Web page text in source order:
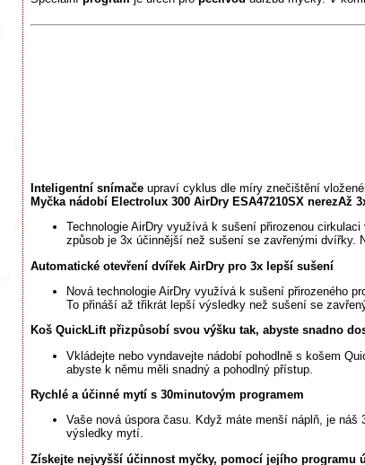
Inteligentní snímače upraví cyklus dle míry znečištění
Myčka nádobí Electrolux 300 AirDry ESA47210SX nerezAž
Technologie AirDry využívá k sušení přirozenou
způsob je 3x účinnější než sušení se zavřenými dvířky.
Automatické otevření dvířek AirDry pro 3x lepší sušení
Nová technologie AirDry využívá k sušení přirozeného
To přináší až třikrát lepší výsledky než sušení se
Koš QuickLift přizpůsobí svou výšku tak, abyste snadno
Vkládejte nebo vyndavejte nádobí pohodlně s košem
abyste k němu měli snadný a pohodlný přístup.
Rychlé a účinné mytí s 30minutovým programem
Vaše nová úspora času. Když máte menší náplň, je
výsledky mytí.
Získejte nejvyšší účinnost myčky, pomocí jejího programu